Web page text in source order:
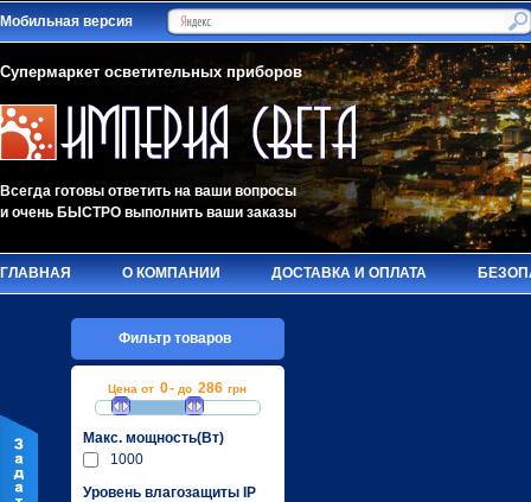
Мобильная версия
Супермаркет осветительных приборов
Всегда готовы ответить на ваши вопросы
и очень БЫСТРО выполнить ваши заказы
ГЛАВНАЯ О КОМПАНИИ ДОСТАВКА И ОПЛАТА
Фильтр товаров
Цена от 0- до 286 грн
Макc. мощность(Вт)
1000
Уровень влагозащиты IP